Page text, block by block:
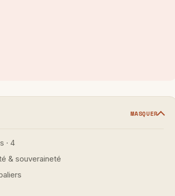
MASQUER
· 4
& souveraineté